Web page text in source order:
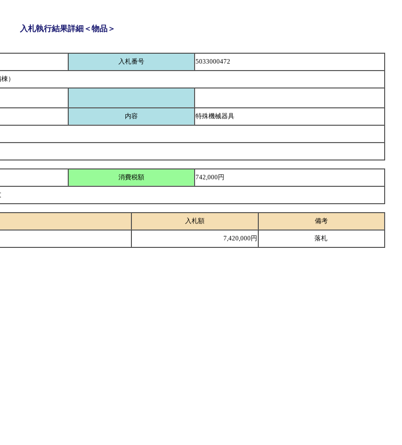
入札執行結果詳細＜物品＞
入札番号 5033000472
）
内容 特殊機械器具
消費税額 742,000円
入札額 備考
7,420,000円 落札